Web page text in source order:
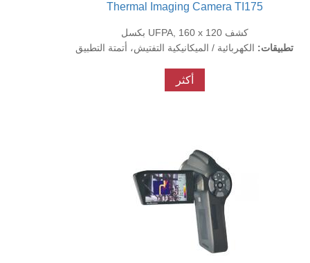
Thermal Imaging Camera TI175
كشف UFPA, 160 x 120 بكسل
تطبيقات: الكهربائية / الميكانيكية التفتيش، أتمتة التطبيق
أكثر